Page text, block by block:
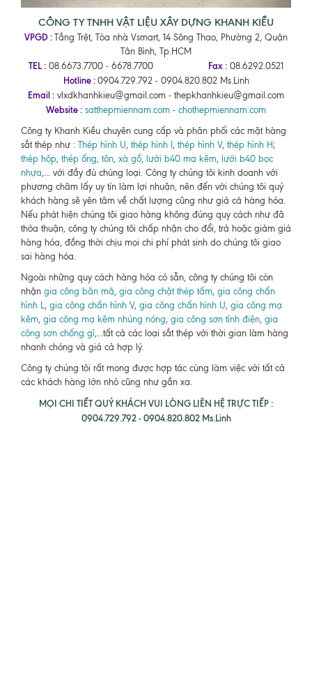
CÔNG TY TNHH VẬT LIỆU XÂY DỰNG KHANH KIỀU
VPGD : Tầng Trệt, Tòa nhà Vsmart, 14 Sông Thao, Phường 2, Quận
Tân Bình, Tp.HCM
TEL : 08.6673.7700 - 6678.7700 Fax : 08.6292.0521
Hotline : 0904.729.792 - 0904.820.802 Ms.Linh
Email : vlxdkhanhkieu@gmail.com - thepkhanhkieu@gmail.com
Website : satthepmiennam.com - chothepmiennam.com
Công ty Khanh Kiều chuyên cung cấp và phân phối các mặt hàng
sắt thép như : Thép hình U, thép hình I , thép hình V, thép hình H;
thép hộp, thép ống, tôn, xà gồ, lưới b40 mạ kẽm, lưới b40 bọc
nhựa,... với đầy đủ chủng loại. Công ty chúng tôi kinh doanh với
phương châm lấy uy tín làm lợi nhuận, nên đến với chúng tôi quý
khách hàng sẽ yên tâm về chất lượng cũng như giá cả hàng hóa.
Nếu phát hiện chúng tôi giao hàng không đúng quy cách như đã
thỏa thuận, công ty chúng tôi chấp nhận cho đổi, trả hoặc giảm giá
hàng hóa, đồng thời chịu mọi chi phí phát sinh do chúng tôi giao
sai hàng hóa.
Ngoài những quy cách hàng hóa có sẵn, công ty chúng tôi còn
nhận gia công bãn mã, gia công chặt thép tấm, gia công chấn
hình L, gia công chấn hình V, gia công chấn hình U, gia công mạ
kẽm, gia công mạ kẽm nhúng nóng, gia công sơn tỉnh điện, gia
công sơn chống gỉ,...tất cả các loại sắt thép với thời gian làm hàng
nhanh chóng và giá cả hợp lý.
Công ty chúng tôi rất mong được hợp tác cùng làm việc với tất cả
các khách hàng lớn nhỏ cũng như gần xa.
MỌI CHI TIẾT QUÝ KHÁCH VUI LÒNG LIÊN HỆ TRỰC TIẾP :
0904.729.792 - 0904.820.802 Ms.Linh